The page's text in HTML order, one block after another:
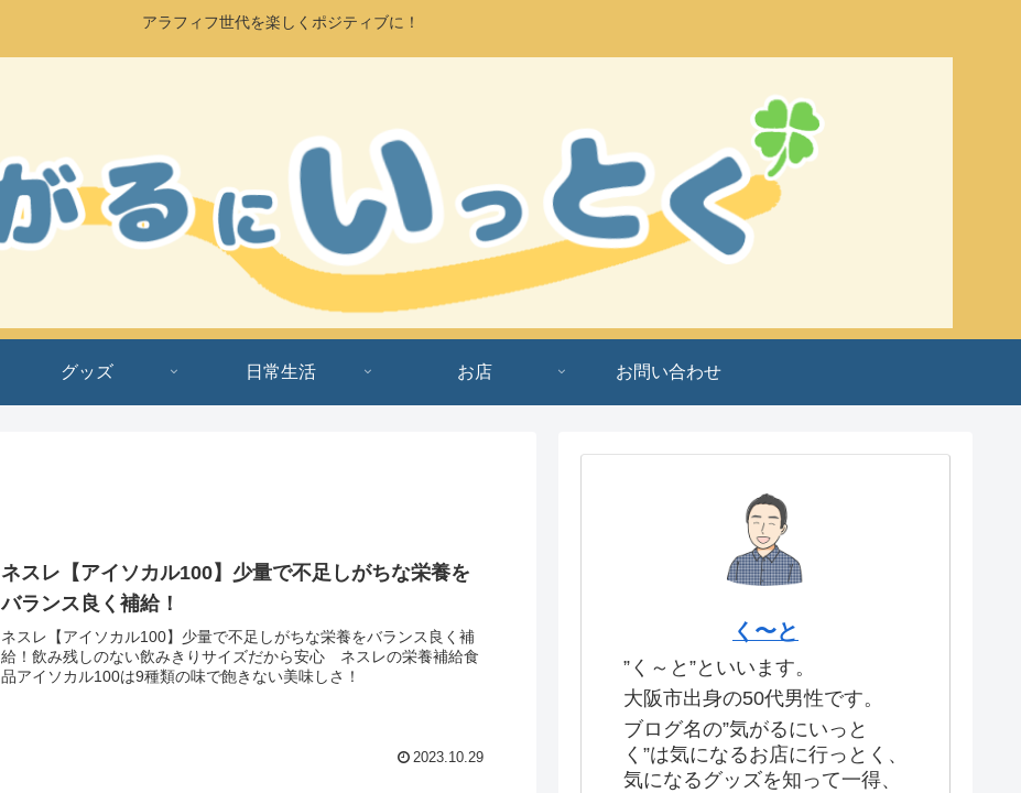
アラフィフ世代を楽しくポジティブに！
グッズ 日常生活 お店 お問い合わせ
ネスレ【アイソカル100】少量で不足しがちな栄養を
バランス良く補給！
ネスレ【アイソカル100】少量で不足しがちな栄養をバランス良く補
給！飲み残しのない飲みきりサイズだから安心 ネスレの栄養補給食
品アイソカル100は9種類の味で飽きない美味しさ！
2023.10.29
く〜と
”く～と”といいます。
大阪市出身の50代男性です。
ブログ名の”気がるにいっと
く”は気になるお店に行っとく、
気になるグッズを知って一得、